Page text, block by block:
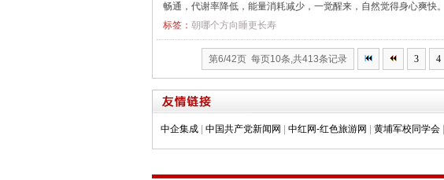
畅通，代谢率降低，能量消耗减少，一觉醒来，自然觉得身心爽快。
标签： 朝哪个方向睡更长寿
第6/42页 每页10条,共413条记录 3 4
中企集成 中国共产党新闻网 中红网-红色旅游网 黄埔军校同学会